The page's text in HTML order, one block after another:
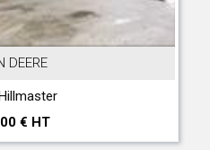
DEERE
€ HT